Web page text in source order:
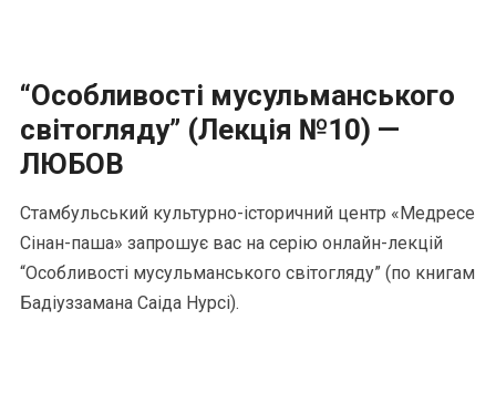
“Особливості мусульманського
світогляду” (Лекція №10) —
ЛЮБОВ
Стамбульський культурно-історичний центр «Медресе
Сінан-паша» запрошує вас на серію онлайн-лекцій
“Особливості мусульманського світогляду” (по книгам
Бадіуззамана Саіда Нурсі).